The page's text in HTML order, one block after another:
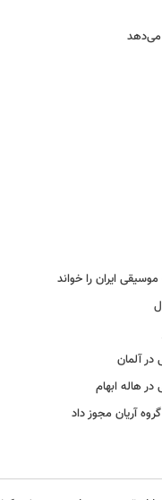
می‌دهد
ایران را خواند
در آلمان
هاله ابهام
آریان مجوز داد